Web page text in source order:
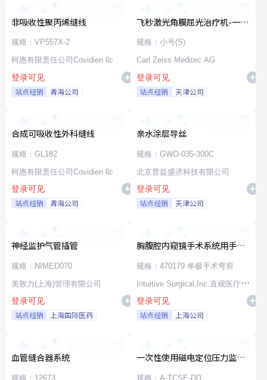
非吸收性聚丙烯缝线
规格：VP557X-2
柯惠有限责任公司Covidien llc
登录可见
站点经销 青海公司
飞秒激光角膜屈光治疗机-一次
性使用无菌治疗包
规格：小号(S)
Carl Zeiss Meditec AG
登录可见
站点经销 天津公司
合成可吸收性外科缝线
规格：GL182
柯惠有限责任公司Covidien llc
登录可见
站点经销 青海公司
亲水涂层导丝
规格：GWO-035-300C
北京普益盛济科技有限公司
登录可见
站点经销 天津公司
神经监护气管插管
规格：NIMED070
美敦力(上海)管理有限公司
登录可见
站点经销 上海国际医药
胸腹腔内窥镜手术系统用手术
器械
规格：470179 单极手术弯剪
Intuitive Surgical,Inc.直观医疗公
司
登录可见
站点经销 上海公司
血管缝合器系统
规格：12673
一次性使用磁电定位压力监测
消融导管
规格：A-TCSE-DD